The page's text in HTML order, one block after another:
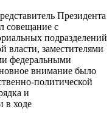
Президента
совещание с
подразделений
власти, заместителями
федеральными
внимание было
политической
и
в ходе